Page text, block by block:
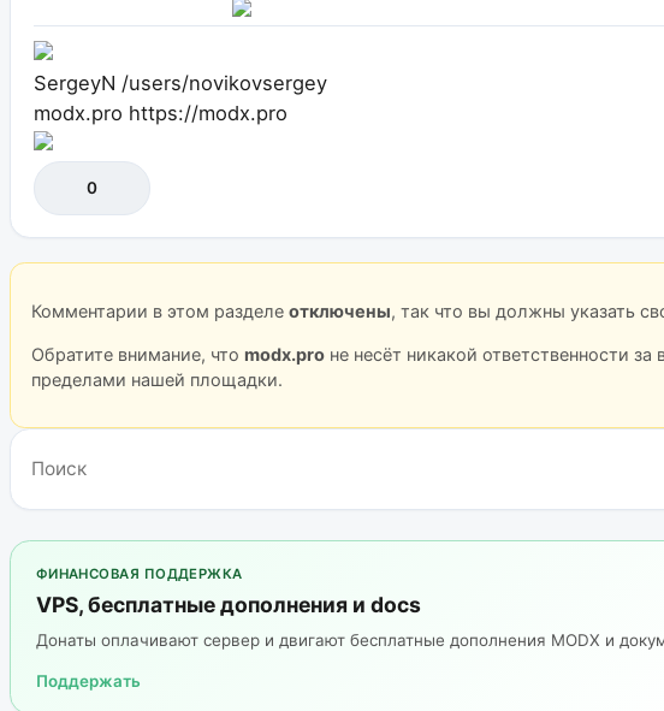
SergeyN /users/novikovsergey
modx.pro https://modx.pro
0
Комментарии в этом разделе отключены, так что вы должны указать
Обратите внимание, что modx.proне несёт никакой ответственности
пределами нашей площадки.
ФИНАНСОВАЯ ПОДДЕРЖКА
VPS, бесплатные дополнения и docs
Донаты оплачивают сервер и двигают бесплатные дополнения MODX и
Поддержать